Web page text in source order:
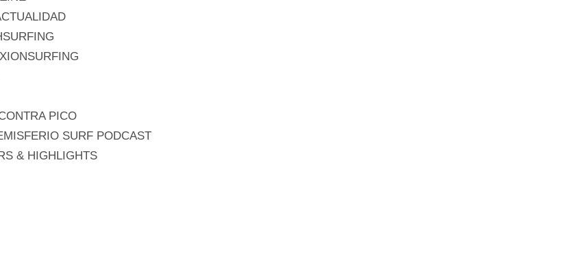
PICO
SURF PODCAST
& HIGHLIGHTS